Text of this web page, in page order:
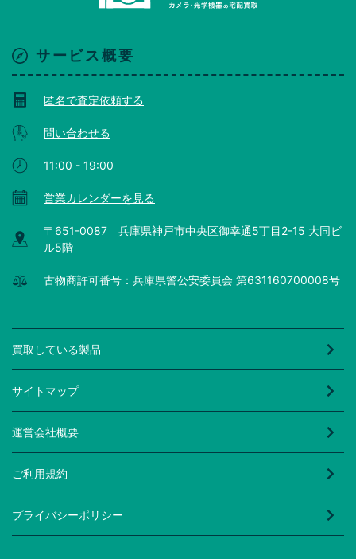
サービス概要
匿名で査定依頼する
問い合わせる
11:00 - 19:00
営業カレンダーを見る
〒651-0087 兵庫県神戸市中央区御幸通5丁目2-15 大同ビ
ル5階
古物商許可番号：兵庫県警公安委員会 第631160700008号
買取している製品
サイトマップ
運営会社概要
ご利用規約
プライバシーポリシー